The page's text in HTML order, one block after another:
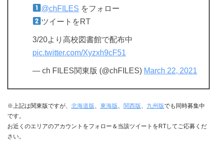
@chFILES をフォロー
ツイートをRT
3/20より高校図書館で配布中
pic.twitter.com/Xyzxh9cF51
— ch FILES関東版 (@chFILES) March 22, 2021
※上記は関東版ですが、 北海道版 東海版 関西版 九州版でも同時募集中
です。
お近くのエリアのアカウントをフォロー＆当該ツイートをRTしてご応募くだ
さい。